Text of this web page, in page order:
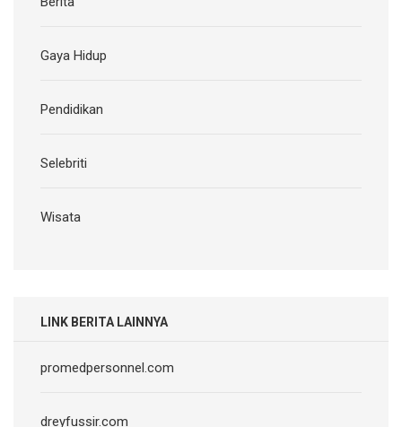
Gaya Hidup
Pendidikan
Selebriti
Wisata
LINK BERITA LAINNYA
promedpersonnel.com
dreyfussir.com